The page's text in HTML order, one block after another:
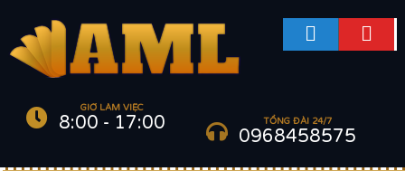
GIỜ LÀM VIỆC
8:00 - 17:00 TỔNG ĐÀI 24/7
0968458575